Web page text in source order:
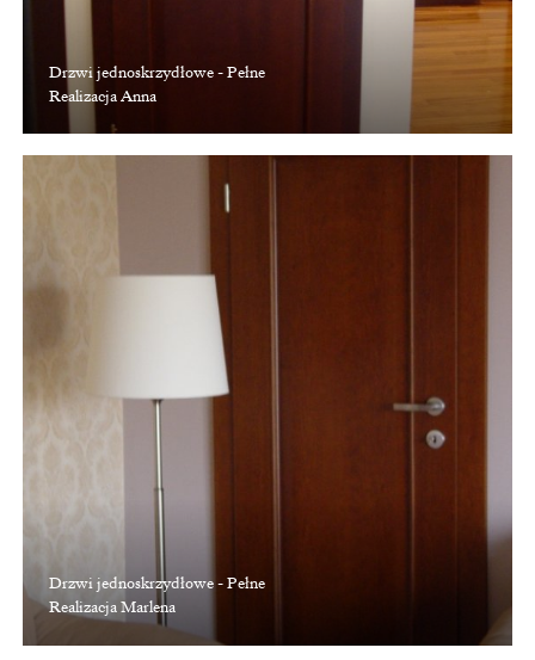
Drzwi jednoskrzydłowe - Pełne
Realizacja Anna
Drzwi jednoskrzydłowe - Pełne
Realizacja Marlena